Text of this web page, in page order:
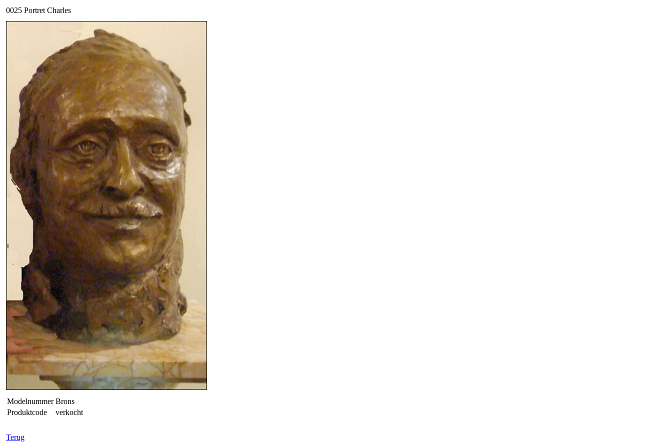
0025 Portret Charles
Modelnummer Brons
Produktcode
verkocht
Terug